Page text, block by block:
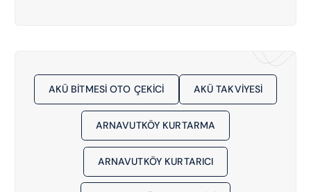
7
1
5
1
6
1
Y
E
N
Y
A
AKÜ BITMESI OTO ÇEKICI AKÜ TAKVIYESI
ARNAVUTKÖY KURTARMA
ARNAVUTKÖY KURTARICI